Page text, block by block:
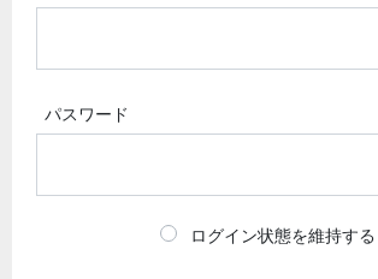
パスワード
ログイン状態を維持する